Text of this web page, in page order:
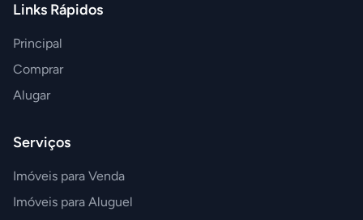
Links Rápidos
Principal
Comprar
Alugar
Serviços
Imóveis para Venda
Imóveis para Aluguel